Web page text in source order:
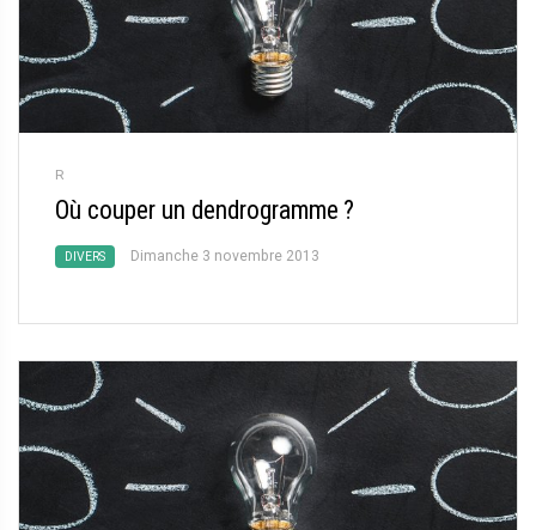
R
Où couper un dendrogramme ?
DIVERS Dimanche 3 novembre 2013